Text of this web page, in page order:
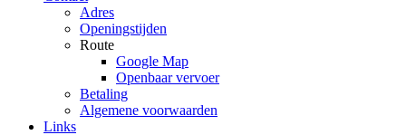
Adres
Openingstijden
Route
Google Map
Openbaar vervoer
Betaling
Algemene voorwaarden
Links